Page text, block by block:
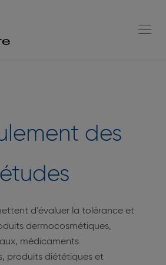
des
études
d'évaluer la tolérance et
dermocosmétiques,
médicaments
produits diététiques et